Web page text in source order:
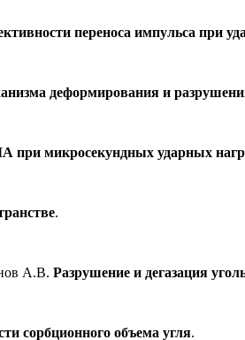
переноса импульса при
деформирования и
микросекундных ударных
.
А.В. Разрушение и дегазация
сорбционного объема угля.